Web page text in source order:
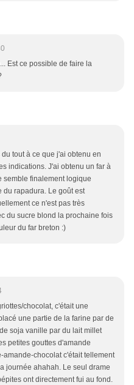
Est ce possible de faire la
tout à ce que j'ai obtenu en
indications. J'ai obtenu un far à
semble finalement logique
du rapadura. Le goût est
ce n'est pas très
du sucre blond la prochaine fois
du far breton :)
chocolat, c'était une
une partie de la farine par de
soja vanille par du lait millet
petites gouttes d'amande
amande-chocolat c'était tellement
journée ahahah. Le seul drame
ont directement fui au fond.